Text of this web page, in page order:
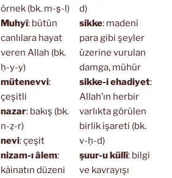
örnek (bk. m-s̱-l)
Muhyî: bütün
canlılara hayat
veren Allah (bk.
ḥ-y-y)
mütenevvi:
çeşitli
nazar: bakış (bk.
n-ẓ-r)
nevi: çeşit
nizam-ı âlem:
kâinatın düzeni
d)
sikke: madenî
para gibi şeyler
üzerine vurulan
damga, mühür
sikke-i ehadiyet:
Allah’ın herbir
varlıkta görülen
birlik işareti (bk.
v-ḥ-d)
şuur-u küllî: bilgi
ve kavrayışı